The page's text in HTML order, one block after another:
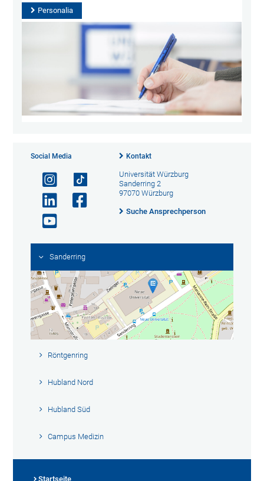
Personalia
Social Media Kontakt
Universität Würzburg
Sanderring 2
97070 Würzburg
Suche Ansprechperson
Sanderring
Röntgenring
Hubland Nord
Hubland Süd
Campus Medizin
Startseite